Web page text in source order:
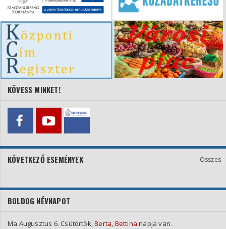
KÖVESS MINKET!
KÖVETKEZŐ ESEMÉNYEK Összes
BOLDOG NÉVNAPOT
Ma Augusztus 6. Csütörtök,Berta, Bettina napja van.